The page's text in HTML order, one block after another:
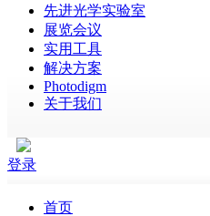
先进光学实验室
展览会议
实用工具
解决方案
Photodigm
关于我们
登录
首页